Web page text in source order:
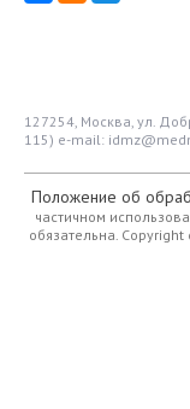
127254, Москва, ул.
115) e-mail:
Положение об
частичном
обязательна.